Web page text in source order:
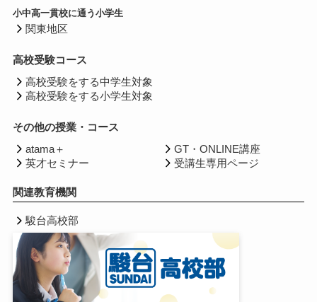
小中高一貫校に通う小学生
関東地区
高校受験コース
高校受験をする中学生対象
高校受験をする小学生対象
その他の授業・コース
atama＋
英才セミナー
GT・ONLINE講座
受講生専用ページ
関連教育機関
駿台高校部